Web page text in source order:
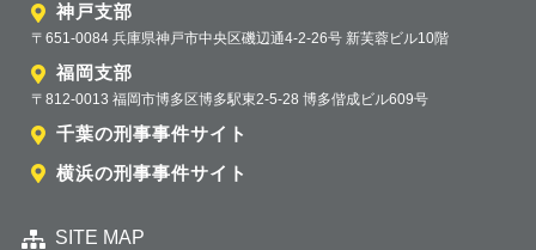
神戸支部
〒651-0084 兵庫県神戸市中央区磯辺通4-2-26号 新芙蓉ビル10階
福岡支部
〒812-0013 福岡市博多区博多駅東2-5-28 博多偕成ビル609号
千葉の刑事事件サイト
横浜の刑事事件サイト
SITE MAP